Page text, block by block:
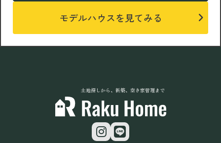
モデルハウスを見てみる
土地探しから、新築、空き家管理まで